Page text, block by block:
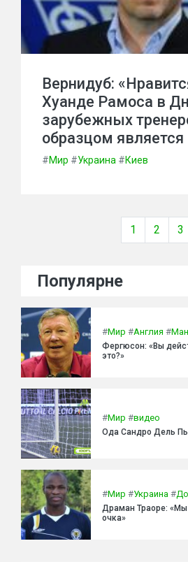
Вернидуб:
Хуанде Рамоса в
зарубежных
образцом
#Мир #Украина #Киев
1 2 3
Популярне
#Мир #Англия #
Фергюсон: «Вы
это?»
#Мир #видео
Ода Сандро Дель
#Мир #Украина #
Драман Траоре:
очка»